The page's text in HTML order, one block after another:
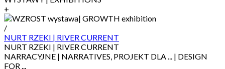
+
/
NURT RZEKI | RIVER CURRENT
NURT RZEKI | RIVER CURRENT
NARRACYJNE | NARRATIVES, PROJEKT DLA ... | DESIGN
FOR ...